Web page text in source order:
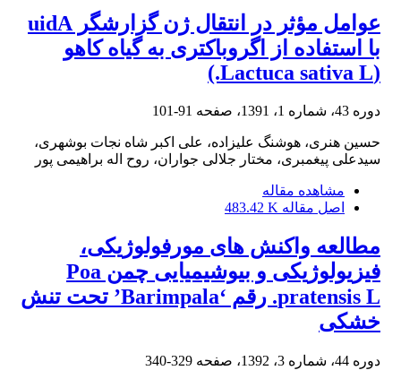
عوامل مؤثر در انتقال ژن گزارشگر uidA
با استفاده از اگروباکتری به گیاه کاهو
(Lactuca sativa L.)
دوره 43، شماره 1، 1391، صفحه 91-101
حسین هنری، هوشنگ علیزاده، علی اکبر شاه نجات بوشهری،
سیدعلی پیغمبری، مختار جلالی جواران، روح اله براهیمی پور
مشاهده مقاله
اصل مقاله 483.42 K
مطالعه واکنش های مورفولوژیکی،
فیزیولوژیکی و بیوشیمیایی چمن Poa
pratensis L. رقم ‘Barimpala’ تحت تنش
خشکی
دوره 44، شماره 3، 1392، صفحه 329-340